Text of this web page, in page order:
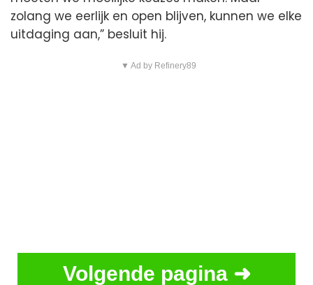
zolang we eerlijk en open blijven, kunnen we elke
uitdaging aan,” besluit hij.
▼ Ad by Refinery89
Volgende pagina ➜